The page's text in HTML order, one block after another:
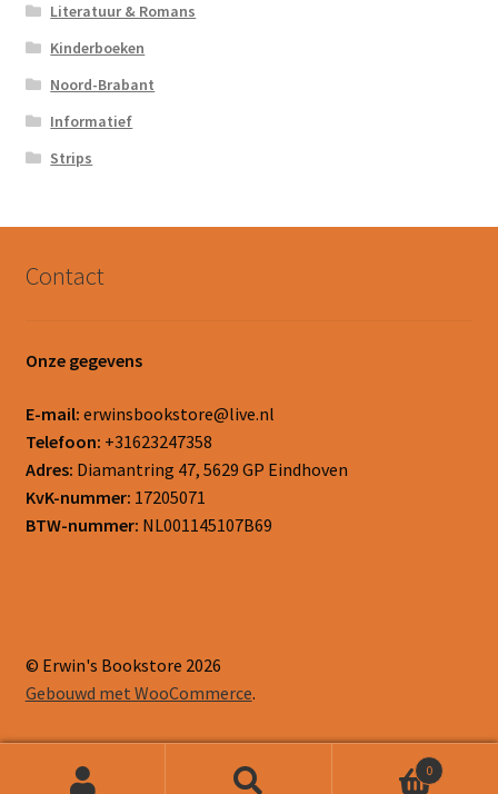
Literatuur & Romans
Kinderboeken
Noord-Brabant
Informatief
Strips
Contact
Onze gegevens
E-mail: erwinsbookstore@live.nl
Telefoon: +31623247358
Adres: Diamantring 47, 5629 GP Eindhoven
KvK-nummer: 17205071
BTW-nummer: NL001145107B69
© Erwin's Bookstore 2026
Gebouwd met WooCommerce.
0